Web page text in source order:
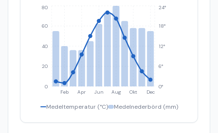
Feb Apr Jun Aug Okt Dec
0
20
40
60
80
0°
6°
12°
18°
24°
Medeltemperatur (°C) Medelnederbörd (mm)